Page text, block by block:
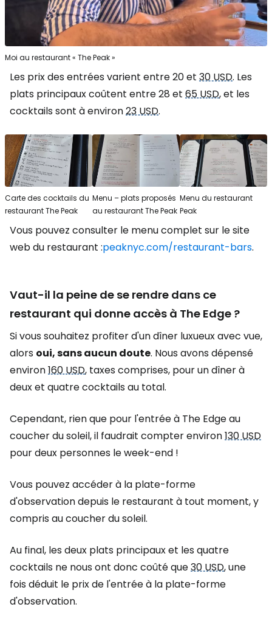
Moi au restaurant « The Peak »
Les prix des entrées varient entre 20 et 30 USD. Les
plats principaux coûtent entre 28 et 65 USD, et les
cocktails sont à environ23 USD.
Carte des cocktails du
restaurant The Peak
Menu – plats proposés
au restaurant The Peak
Menu du restaurant
Peak
Vous pouvez consulter le menu complet sur le site
web du restaurant :peaknyc.com/restaurant-bars.
Vaut-il la peine de se rendre dans ce
restaurant qui donne accès à The Edge ?
Si vous souhaitez profiter d'un dîner luxueux avec vue,
alors oui, sans aucun doute. Nous avons dépensé
environ160 USD, taxes comprises, pour un dîner à
deux et quatre cocktails au total.
Cependant, rien que pour l'entrée à The Edge au
coucher du soleil, il faudrait compter environ130 USD
pour deux personnes le week-end !
Vous pouvez accéder à la plate-forme
d'observation depuis le restaurant à tout moment, y
compris au coucher du soleil.
Au final, les deux plats principaux et les quatre
cocktails ne nous ont donc coûté que30 USD, une
fois déduit le prix de l'entrée à la plate-forme
d'observation.